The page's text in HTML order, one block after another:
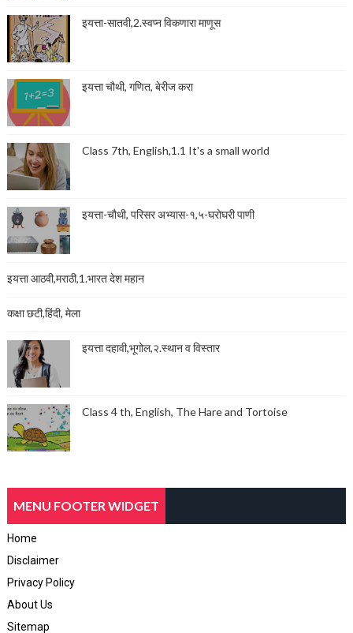
इयत्ता-सातवी,2.स्वप्न विकणारा माणूस
इयत्ता चौथी, गणित, बेरीज करा
Class 7th, English,1.1 It's a small world
इयत्ता-चौथी, परिसर अभ्यास-१,५-घरोघरी पाणी
इयत्ता आठवी,मराठी,1.भारत देश महान
कक्षा छटी,हिंदी, मेला
इयत्ता दहावी,भूगोल,२.स्थान व विस्तार
Class 4 th, English, The Hare and Tortoise
MENU FOOTER WIDGET
Home
Disclaimer
Privacy Policy
About Us
Sitemap